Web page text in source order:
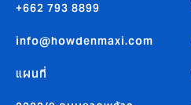
+662 793 8899
info@howdenmaxi.com
แผนที่